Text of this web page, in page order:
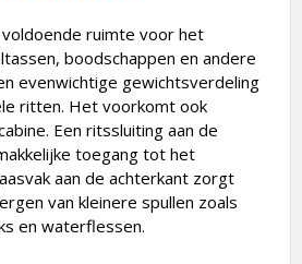
ruimte voor het
boodschappen en andere
evenwichtige gewichtsverdeling
ritten. Het voorkomt ook
Een ritssluiting aan de
toegang tot het
aan de achterkant zorgt
van kleinere spullen zoals
en waterflessen.